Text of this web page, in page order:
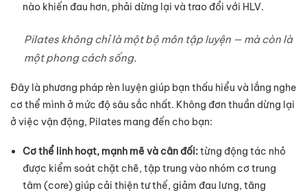
nào khiến đau hơn, phải dừng lại và trao đổi với HLV.
Pilates không chỉ là một bộ môn tập luyện — mà còn là
một phong cách sống.
Đây là phương pháp rèn luyện giúp bạn thấu hiểu và lắng nghe
cơ thể mình ở mức độ sâu sắc nhất. Không đơn thuần dừng lại
ở việc vận động, Pilates mang đến cho bạn:
Cơ thể linh hoạt, mạnh mẽ và cân đối:từng động tác nhỏ
được kiểm soát chặt chẽ, tập trung vào nhóm cơ trung
tâm (core) giúp cải thiện tư thế, giảm đau lưng, tăng